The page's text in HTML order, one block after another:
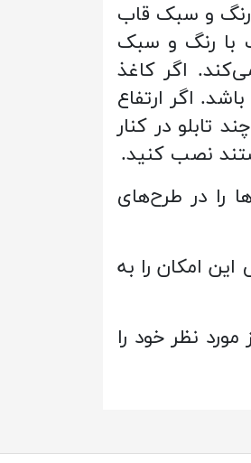
رنگ و سبک قاب
با رنگ و سبک
اگر کاغذ
اگر ارتفاع
تابلو در کنار
نصب کنید.
را در طرح‌های
امکان را به
نظر خود را